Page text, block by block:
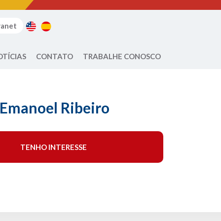
CONTATO TRABALHE CONOSCO
Ribeiro
TENHO INTERESSE